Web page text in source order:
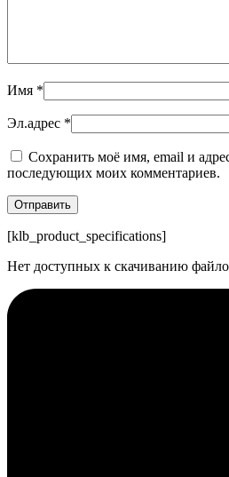
Имя *
Эл.адрес *
Сохранить моё имя, email и
последующих моих комментариев.
[klb_product_specifications]
Нет доступных к скачиванию